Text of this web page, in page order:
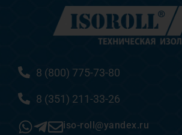
8 (800) 775-73-80
8 (351) 211-33-26
iso-roll@yandex.ru